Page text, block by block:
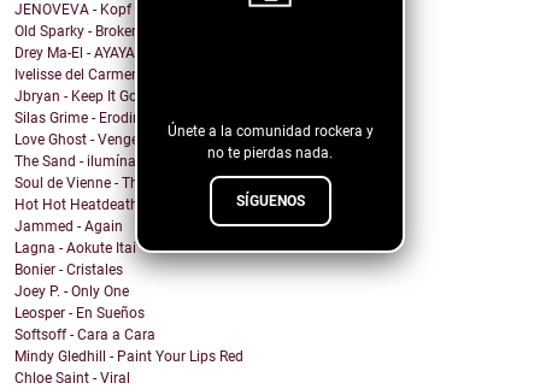
Únete a la comunidad rockera y
no te pierdas nada.
SÍGUENOS
JENOVEVA - Kopf auf
Old Sparky - Broken City Blues
Drey Ma-El - AYAYAI
Ivelisse del Carmen - Mi Sangre Baila
Jbryan - Keep It Going
Silas Grime - Eroding Grace
Love Ghost - Vengeance
The Sand - ilumíname
Soul de Vienne - That Was Insane
Hot Hot Heatdeath - no respawns
Jammed - Again
Lagna - Aokute Itai
Bonier - Cristales
Joey P. - Only One
Leosper - En Sueños
Softsoff - Cara a Cara
Mindy Gledhill - Paint Your Lips Red
Chloe Saint - Viral